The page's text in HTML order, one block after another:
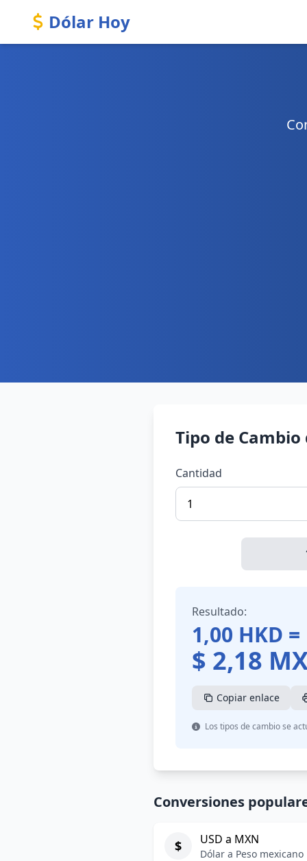
Dólar Hoy
Tipo de Cambio
Cantidad
Resultado:
1,00 HKD =
$ 2,18
Copiar enlace
Los tipos de cambio se
Conversiones
$ USD a MXN
Dólar a Peso mexicano